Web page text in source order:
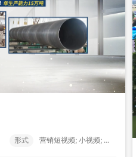
形式 ？！ 宣传片; 丝网;
形式 营销短视频; 小视频; 中级款;